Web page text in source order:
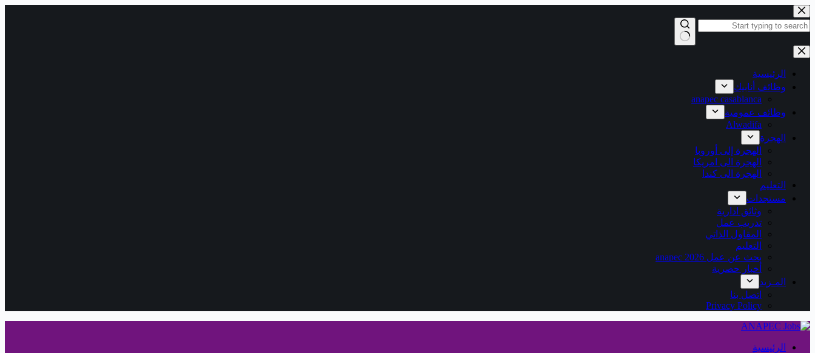
التجاوز
إلى
المحتوى
نتائج
الرئيسية
وظائف أنابيك
anapec casablanca
وظائف عمومية
Alwadifa
الهجرة
الهجرة إلى أوروبا
الهجرة الى امريكا
الهجرة الى كندا
التعليم
مستجدات
وثائق ادارية
تدريب عمل
المقاول الذاتي
التعليم
بحث عن عمل 2026 anapec
أخبار حصرية
المـزيد
اتصل بنا
Privacy Policy
الرئيسية